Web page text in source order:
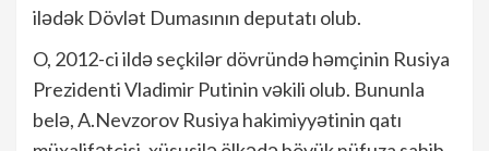
ilədək Dövlət Dumasının deputatı olub.
O, 2012-ci ildə seçkilər dövründə həmçinin Rusiya
Prezidenti Vladimir Putinin vəkili olub. Bununla
belə, A.Nevzorov Rusiya hakimiyyətinin qatı